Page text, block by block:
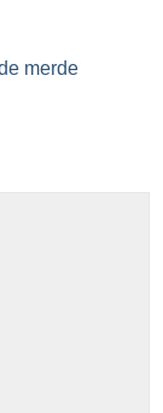
merde